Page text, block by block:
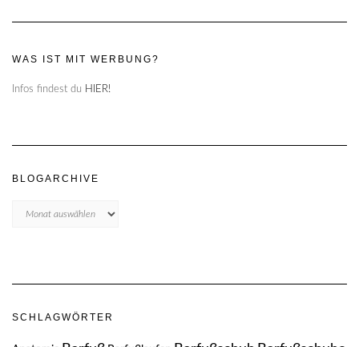
WAS IST MIT WERBUNG?
Infos findest du HIER!
BLOGARCHIVE
SCHLAGWÖRTER